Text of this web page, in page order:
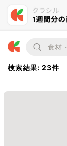
検索結果: 23件